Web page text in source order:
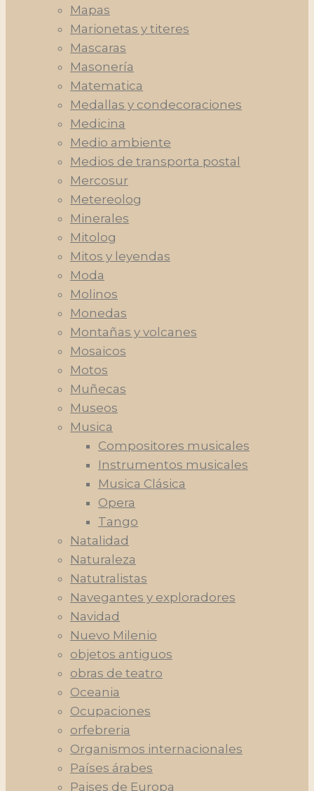
Mapas
Marionetas y titeres
Mascaras
Masonería
Matematica
Medallas y condecoraciones
Medicina
Medio ambiente
Medios de transporta postal
Mercosur
Metereolog
Minerales
Mitolog
Mitos y leyendas
Moda
Molinos
Monedas
Montañas y volcanes
Mosaicos
Motos
Muñecas
Museos
Musica
Compositores musicales
Instrumentos musicales
Musica Clásica
Opera
Tango
Natalidad
Naturaleza
Natutralistas
Navegantes y exploradores
Navidad
Nuevo Milenio
objetos antiguos
obras de teatro
Oceania
Ocupaciones
orfebreria
Organismos internacionales
Países árabes
Paises de Europa